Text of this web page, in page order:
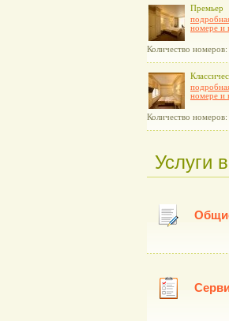
Премьер
номере и
Количество номеров:
номере и
Количество номеров:
Услуги